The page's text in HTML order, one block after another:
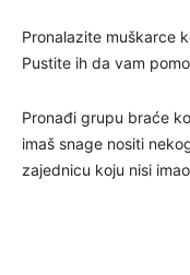
Pronalazite muškarce
Pustite ih da vam
Pronađi grupu braće
imaš snage nositi
zajednicu koju nisi